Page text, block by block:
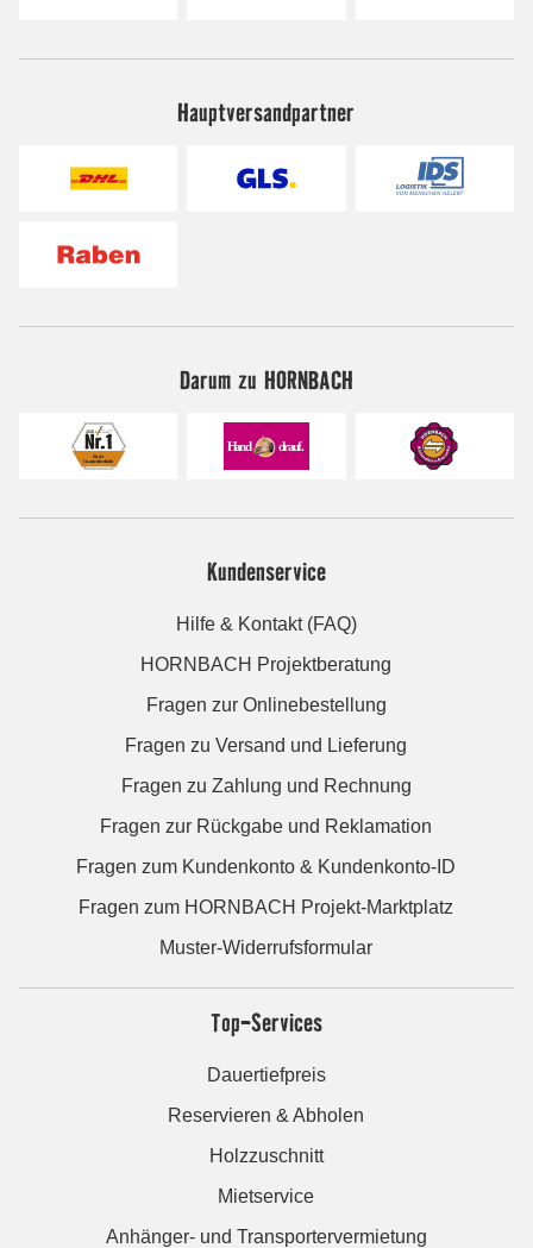
Hauptversandpartner
Darum zu HORNBACH
Kundenservice
Hilfe & Kontakt (FAQ)
HORNBACH Projektberatung
Fragen zur Onlinebestellung
Fragen zu Versand und Lieferung
Fragen zu Zahlung und Rechnung
Fragen zur Rückgabe und Reklamation
Fragen zum Kundenkonto & Kundenkonto-ID
Fragen zum HORNBACH Projekt-Marktplatz
Muster-Widerrufsformular
Top-Services
Dauertiefpreis
Reservieren & Abholen
Holzzuschnitt
Mietservice
Anhänger- und Transportervermietung